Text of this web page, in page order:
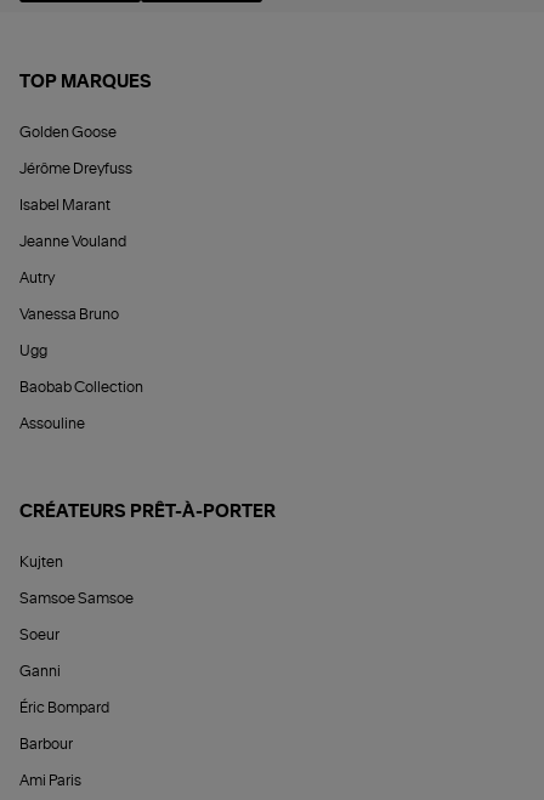
TOP MARQUES
Golden Goose
Jérôme Dreyfuss
Isabel Marant
Jeanne Vouland
Autry
Vanessa Bruno
Ugg
Baobab Collection
Assouline
CRÉATEURS PRÊT-À-PORTER
Kujten
Samsoe Samsoe
Soeur
Ganni
Éric Bompard
Barbour
Ami Paris